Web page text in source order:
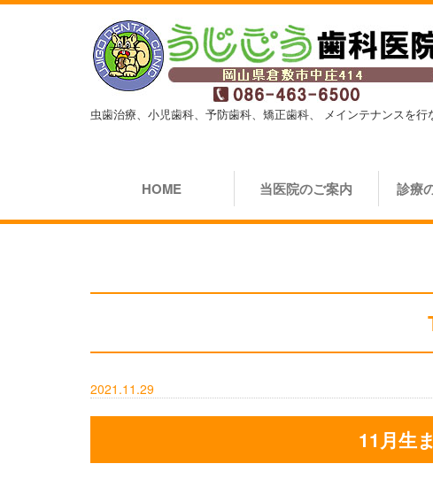
虫歯治療、小児歯科、予防歯科、矯正歯科、 メインテナンスを行
HOME 当医院のご案内 診療
2021.11.29
11月生